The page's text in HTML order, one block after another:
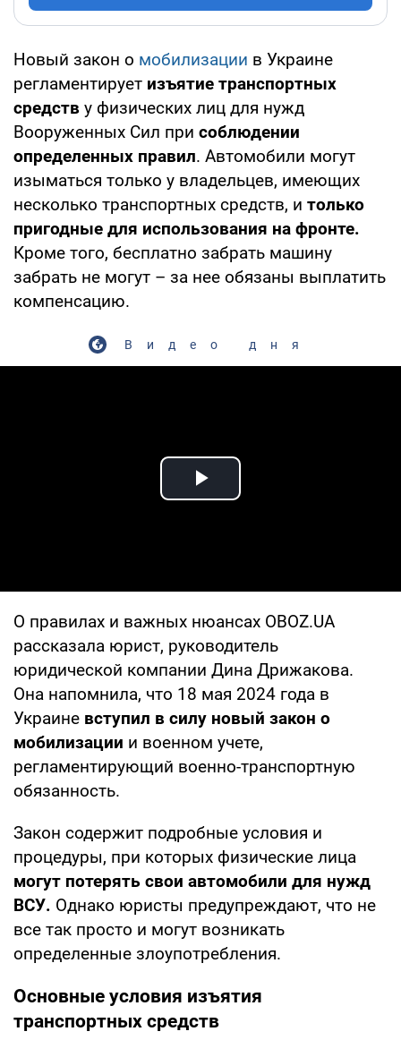
Новый закон о мобилизации в Украине
регламентирует изъятие транспортных
средств у физических лиц для нужд
Вооруженных Сил при соблюдении
определенных правил. Автомобили могут
изыматься только у владельцев, имеющих
несколько транспортных средств, и только
пригодные для использования на фронте.
Кроме того, бесплатно забрать машину
забрать не могут – за нее обязаны выплатить
компенсацию.
Видео дня
Play Video
О правилах и важных нюансах OBOZ.UA
рассказала юрист, руководитель
юридической компании Дина Дрижакова.
Она напомнила, что 18 мая 2024 года в
Украине вступил в силу новый закон о
мобилизации и военном учете,
регламентирующий военно-транспортную
обязанность.
Закон содержит подробные условия и
процедуры, при которых физические лица
могут потерять свои автомобили для нужд
ВСУ. Однако юристы предупреждают, что не
все так просто и могут возникать
определенные злоупотребления.
Основные условия изъятия
транспортных средств